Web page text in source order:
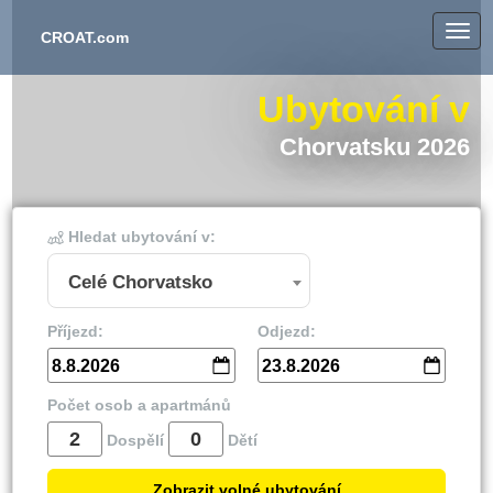
CROAT.com
Ubytování v
Chorvatsku 2026
Hledat ubytování v:
Celé Chorvatsko
Příjezd:
8.8.2026
Odjezd:
23.8.2026
Počet osob a apartmánů
Dospělí
Dětí
Zobrazit volné ubytování